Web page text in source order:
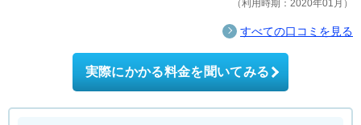
利用時期：2020年01月
すべての口コミを見る
実際にかかる料金を聞いてみる